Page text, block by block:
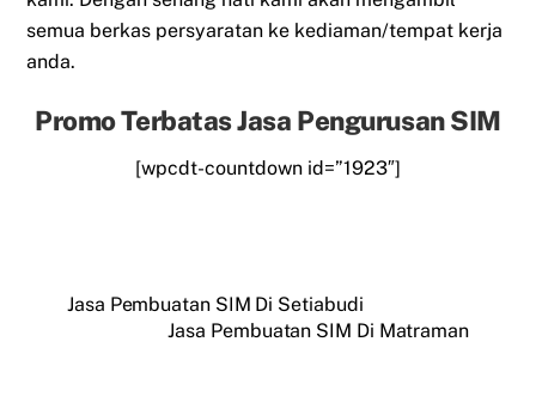
semua berkas persyaratan ke kediaman/tempat kerja
anda.
Promo Terbatas Jasa Pengurusan SIM
[wpcdt-countdown id=”1923″]
Jasa Pembuatan SIM Di Setiabudi
Jasa Pembuatan SIM Di Matraman